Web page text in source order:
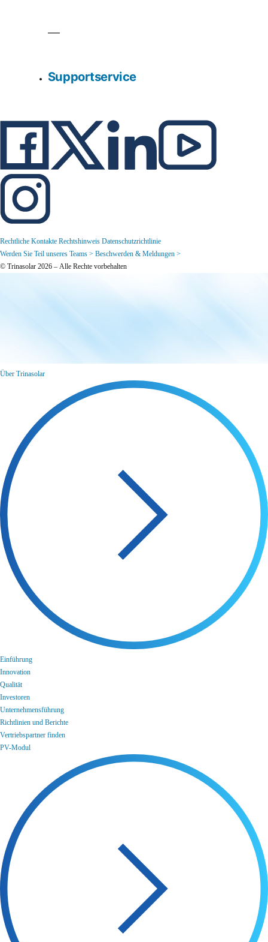
Supportservice
Rechtliche Kontakte Rechtshinweis Datenschutzrichtlinie
Werden Sie Teil unseres Teams > Beschwerden & Meldungen >
© Trinasolar 2026 – Alle Rechte vorbehalten
Über Trinasolar
Einführung
Innovation
Qualität
Investoren
Unternehmensführung
Richtlinien und Berichte
Vertriebspartner finden
PV-Modul